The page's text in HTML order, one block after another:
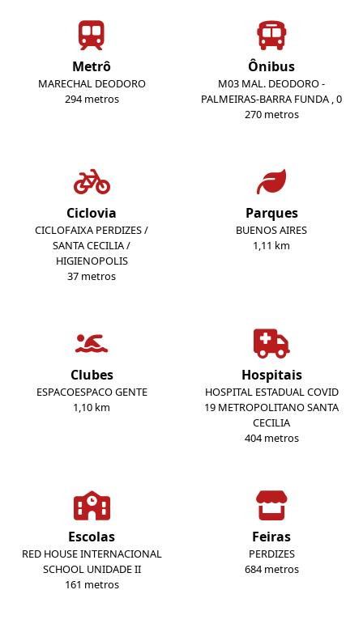
Metrô
MARECHAL DEODORO
294 metros
Ônibus
M03 MAL. DEODORO -
PALMEIRAS-BARRA FUNDA , 0
270 metros
Ciclovia
CICLOFAIXA PERDIZES /
SANTA CECILIA /
HIGIENOPOLIS
37 metros
Parques
BUENOS AIRES
1,11 km
Clubes
ESPACOESPACO GENTE
1,10 km
Hospitais
HOSPITAL ESTADUAL COVID
19 METROPOLITANO SANTA
CECILIA
404 metros
Escolas
RED HOUSE INTERNACIONAL
SCHOOL UNIDADE II
161 metros
Feiras
PERDIZES
684 metros